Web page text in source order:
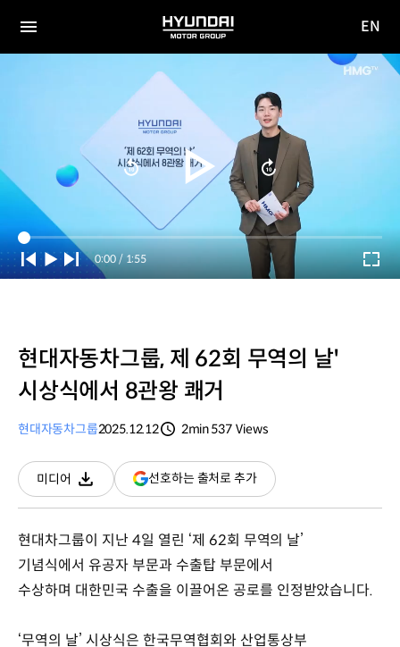
전체
HYUNDAI
MOTOR
GROUP
사이
EN
Current
Time
0:00 / Duration
1:55
현대자동차그룹, 제 62회 무역의 날'
시상식에서 8관왕 쾌거
현대자동차그룹2025.12.12
2min537 Views
미디어
다운로드
선호하는 출처로 추가(새
창
현대차그룹이 지난 4일 열린 ‘제 62회 무역의 날’
기념식에서 유공자 부문과 수출탑 부문에서
수상하며 대한민국 수출을 이끌어온 공로를 인정받았습니다.
‘무역의 날’ 시상식은 한국무역협회와 산업통상부